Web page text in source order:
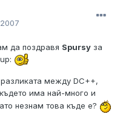
да поздравя Spursy за
между DC++,
има най-много и
незнам това къде е?